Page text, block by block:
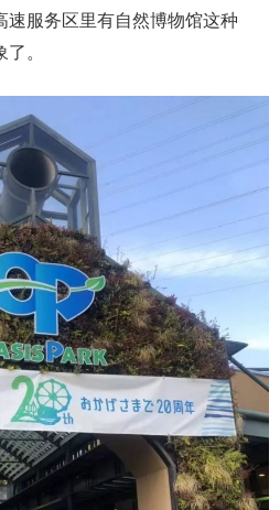
速服务区里有自然博物馆这种
。